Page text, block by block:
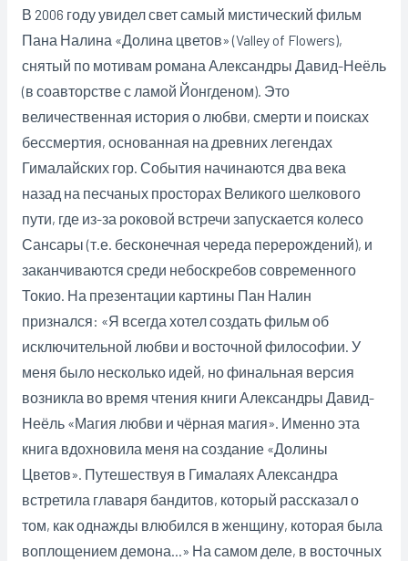
В 2006 году увидел свет самый мистический фильм
Пана Налина «Долина цветов» (Valley of Flowers),
снятый по мотивам романа Александры Давид-Неёль
(в соавторстве с ламой Йонгденом). Это
величественная история о любви, смерти и поисках
бессмертия, основанная на древних легендах
Гималайских гор. События начинаются два века
назад на песчаных просторах Великого шелкового
пути, где из-за роковой встречи запускается колесо
Сансары (т.е. бесконечная череда перерождений), и
заканчиваются среди небоскребов современного
Токио. На презентации картины Пан Налин
признался: «Я всегда хотел создать фильм об
исключительной любви и восточной философии. У
меня было несколько идей, но финальная версия
возникла во время чтения книги Александры Давид-
Неёль «Магия любви и чёрная магия». Именно эта
книга вдохновила меня на создание «Долины
Цветов». Путешествуя в Гималаях Александра
встретила главаря бандитов, который рассказал о
том, как однажды влюбился в женщину, которая была
воплощением демона…» На самом деле, в восточных